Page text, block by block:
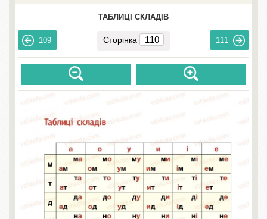
ТАБЛИЦІ СКЛАДІВ
109 Сторінка 111